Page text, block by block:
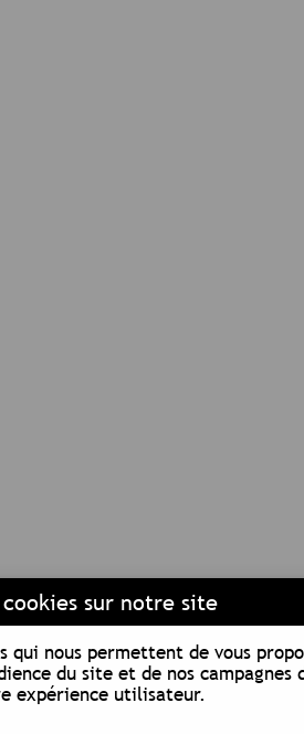
cookies sur notre site
qui nous permettent de vous
du site et de nos campagnes
expérience utilisateur.